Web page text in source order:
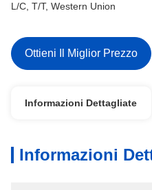
L/C, T/T, Western Union
Ottieni Il Miglior Prezzo
Informazioni Dettagliate
Informazioni